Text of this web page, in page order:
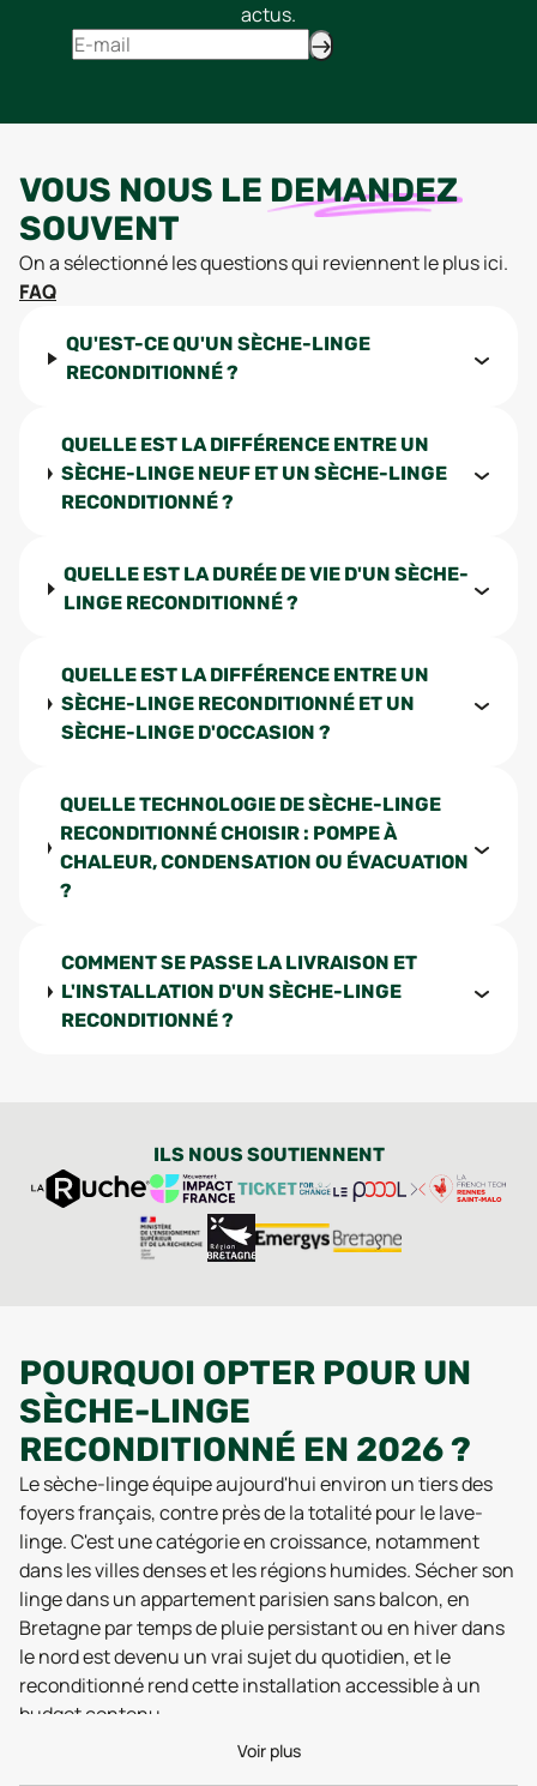
actus.
VOUS NOUS LE DEMANDEZ
SOUVENT
On a sélectionné les questions qui reviennent le plus ici.
FAQ
QU'EST-CE QU'UN SÈCHE-LINGE
RECONDITIONNÉ ?
QUELLE EST LA DIFFÉRENCE ENTRE UN
SÈCHE-LINGE NEUF ET UN SÈCHE-LINGE
RECONDITIONNÉ ?
QUELLE EST LA DURÉE DE VIE D'UN SÈCHE-
LINGE RECONDITIONNÉ ?
QUELLE EST LA DIFFÉRENCE ENTRE UN
SÈCHE-LINGE RECONDITIONNÉ ET UN
SÈCHE-LINGE D'OCCASION ?
QUELLE TECHNOLOGIE DE SÈCHE-LINGE
RECONDITIONNÉ CHOISIR : POMPE À
CHALEUR, CONDENSATION OU ÉVACUATION
?
COMMENT SE PASSE LA LIVRAISON ET
L'INSTALLATION D'UN SÈCHE-LINGE
RECONDITIONNÉ ?
ILS NOUS SOUTIENNENT
POURQUOI OPTER POUR UN
SÈCHE-LINGE
RECONDITIONNÉ EN 2026 ?
Le sèche-linge équipe aujourd'hui environ un tiers des
foyers français, contre près de la totalité pour le lave-
linge. C'est une catégorie en croissance, notamment
dans les villes denses et les régions humides. Sécher son
linge dans un appartement parisien sans balcon, en
Bretagne par temps de pluie persistant ou en hiver dans
le nord est devenu un vrai sujet du quotidien, et le
reconditionné rend cette installation accessible à un
budget contenu.
Un sèche-linge reconditionné est un appareil qui a déjà
Voir plus